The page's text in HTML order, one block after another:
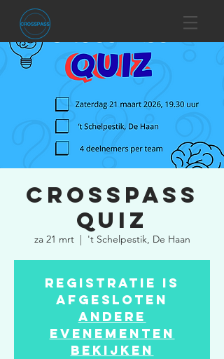
CROSSPASS
QUIZ
za 21 mrt
  |
't Schelpestik, De Haan
Registratie is
afgesloten
Andere
evenementen
bekijken